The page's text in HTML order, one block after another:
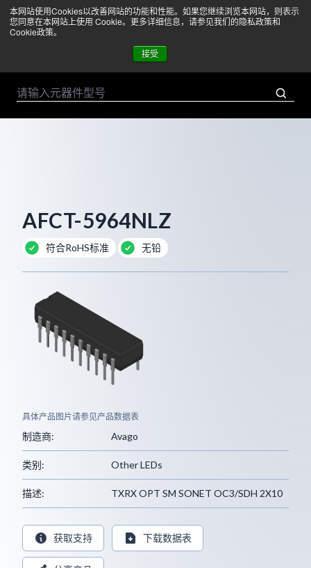
本网站使用Cookies以改善网站的功能和性能。如果您继续浏览本网站，则表示
您同意在本网站上使用 Cookie。更多详细信息，请参见我们的隐私政策和
Cookie政策。
接受
菜单
AFCT-5964NLZ
符合RoHS标准 无铅
具体产品图片请参见产品数据表
制造商: Avago
类别: Other LEDs
描述: TXRX OPT SM SONET OC3/SDH 2X10
获取支持 下载数据表